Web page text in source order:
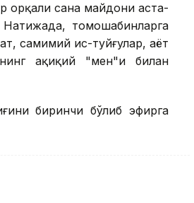
орқали саҳна майдони аста-
томошабинларга
самимий ҳис-туйғулар, ҳаёт
ҳақиқий "мен"и билан
биринчи бўлиб эфирга